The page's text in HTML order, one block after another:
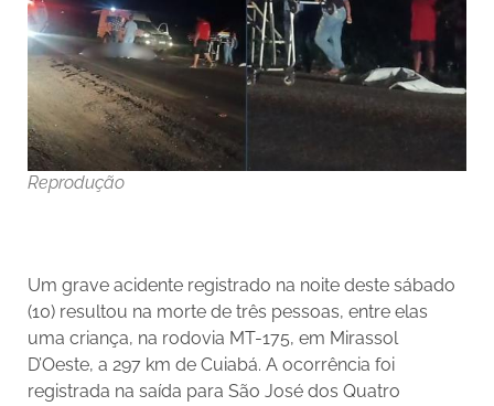
Reprodução
Um grave acidente registrado na noite deste sábado
(10) resultou na morte de três pessoas, entre elas
uma criança, na rodovia MT-175, em Mirassol
D’Oeste, a 297 km de Cuiabá. A ocorrência foi
registrada na saída para São José dos Quatro